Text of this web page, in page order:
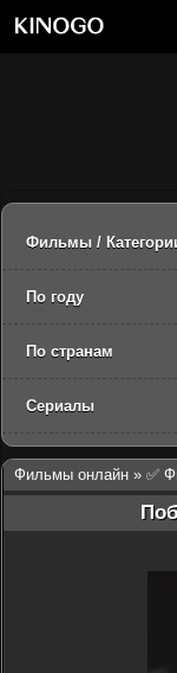
Фильмы /
По году
По странам
Сериалы
Фильмы онлайн » ✅